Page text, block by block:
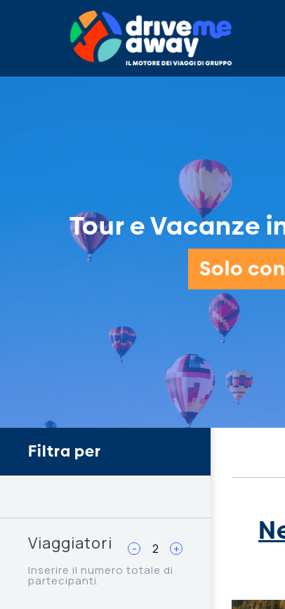
Tour e Vacanze
Solo
Filtra per
Viaggiatori - +
Inserire il numero totale di
partecipanti.